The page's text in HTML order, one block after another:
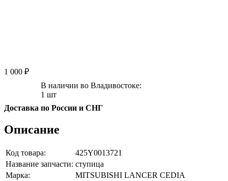
1 000 ₽
В наличии во Владивостоке:
1 шт
Доставка по России и СНГ
Описание
Код товара:
425Y0013721
Название запчасти: ступица
Марка:
MITSUBISHI LANCER CEDIA